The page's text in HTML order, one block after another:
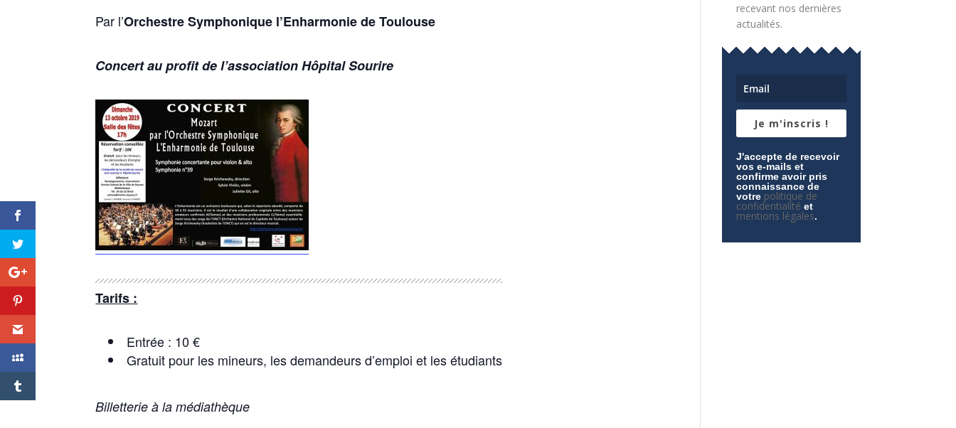
Par l’Orchestre Symphonique l’Enharmonie de Toulouse
Concert au profit de l’association Hôpital Sourire
Tarifs :
Entrée : 10 €
Gratuit pour les mineurs, les demandeurs d’emploi et les étudiants
Billetterie à la médiathèque
recevant nos dernières
actualités.
Je m'inscris !
J'accepte de recevoir
vos e-mails et
confirme avoir pris
connaissance de
votre politique de
confidentialité et
mentions légales.